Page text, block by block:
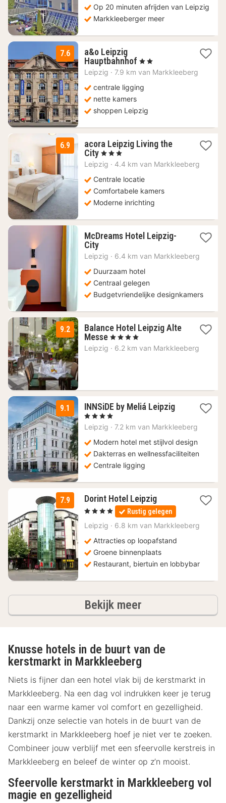
Op 20 minuten afrijden van Leipzig
Markkleeberger meer
7.6
a&o Leipzig
Hauptbahnhof 2
nachten
73,36
, 2 Sterren
Leipzig · 7.9 km van Markkleeberg
centrale ligging
nette kamers
shoppen Leipzig
6.9
acora Leipzig Living the
City 1
nacht
vanaf
47,25
€
, 3 Sterren
Leipzig · 4.4 km van Markkleeberg
Centrale locatie
Comfortabele kamers
Moderne inrichting
McDreams Hotel Leipzig-
City1
nacht
vanaf
37,49
€
Leipzig · 6.4 km van Markkleeberg
Duurzaam hotel
Centraal gelegen
Budgetvriendelijke designkamers
9.2
Balance Hotel Leipzig Alte
Messe 1
nacht
, 4 Sterren
Leipzig · 6.2 km van Markkleeberg
9.1 INNSiDE by Meliá Leipzig1
vanaf
152,25
€
, 4 Sterren
Leipzig · 7.2 km van Markkleeberg
Modern hotel met stijlvol design
Dakterras en wellnessfaciliteiten
Centrale ligging
7.9 Dorint Hotel Leipzig1
nacht
vanaf
79,38
, 4 Sterren Rustig gelegen
Leipzig · 6.8 km van Markkleeberg
Attracties op loopafstand
Groene binnenplaats
Restaurant, biertuin en lobbybar
Bekijk meerhotels
Knusse hotels in de buurt van de
kerstmarkt in Markkleeberg
Niets is fijner dan een hotel vlak bij de kerstmarkt in
Markkleeberg. Na een dag vol indrukken keer je terug
naar een warme kamer vol comfort en gezelligheid.
Dankzij onze selectie van hotels in de buurt van de
kerstmarkt in Markkleeberg hoef je niet ver te zoeken.
Combineer jouw verblijf met een sfeervolle kerstreis in
Markkleeberg en beleef de winter op z’n mooist.
Sfeervolle kerstmarkt in Markkleeberg vol
magie en gezelligheid